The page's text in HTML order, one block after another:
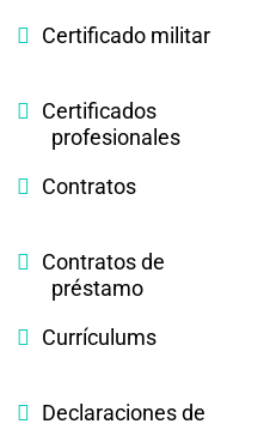
Certificado militar
Certificados
profesionales
Contratos
Contratos de
préstamo
Currículums
Declaraciones de